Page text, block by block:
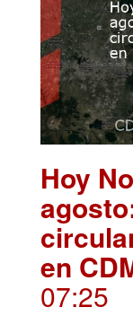
Hoy
en
07:25